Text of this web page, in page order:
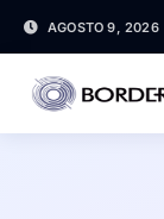
AGOSTO 9, 2026